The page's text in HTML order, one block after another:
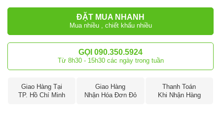
ĐẶT MUA NHANH
Mua nhiều , chiết khấu nhiều
GỌI 090.350.5924
Từ 8h30 - 15h30 các ngày trong tuần
Giao Hàng Tại
TP. Hồ Chí Minh
Giao Hàng
Nhận Hóa Đơn Đỏ
Thanh Toán
Khi Nhận Hàng